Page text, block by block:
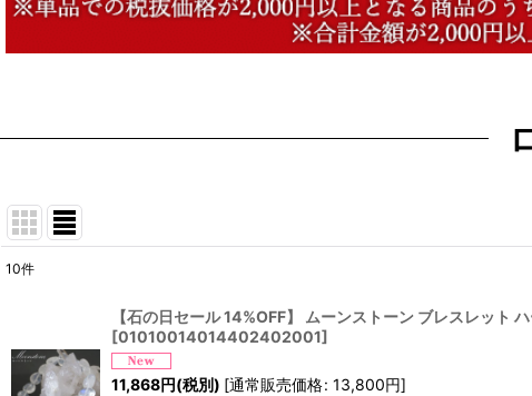
並び順:
10件
【石の日セール 14%OFF】 ムーンストーン ブレスレット
[01010014014402402001]
11,868円(税別) [通常販売価格: 13,800円]